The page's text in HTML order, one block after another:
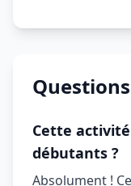
Cette
débutants ?
Absolument !